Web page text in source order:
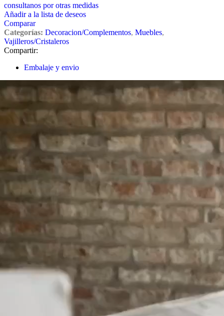
consultanos por otras medidas
Añadir a la lista de deseos
Comparar
Categorías: Decoracion/Complementos, Muebles,
Vajilleros/Cristaleros
Compartir:
Embalaje y envio